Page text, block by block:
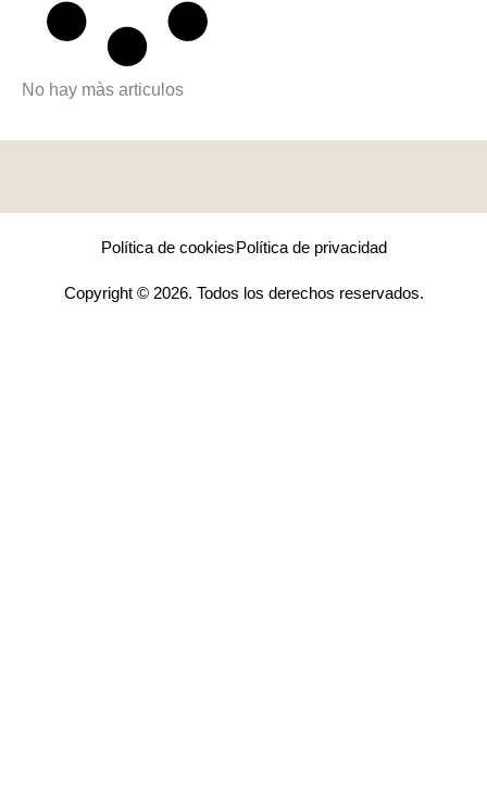
No hay màs articulos
Política de cookiesPolítica de privacidad
Copyright © 2026. Todos los derechos reservados.